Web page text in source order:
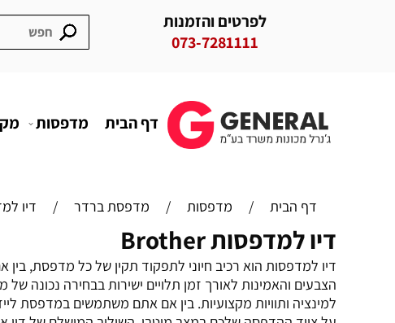
לפרטים והזמנות
073-7281111
דף הבית מדפסות
דף הבית / מדפסות / מדפסת ברדר / דיו
דיו למדפסות Brother
הצבעים והאמינות לאורך זמן תלויים ישירות בבחירה נכונה
למינציה ותוויות מקצועיות. בין אם אתם משתמשים במדפסת